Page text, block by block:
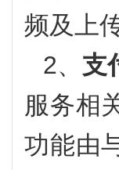
频及上
2、 支
服务相
功能由